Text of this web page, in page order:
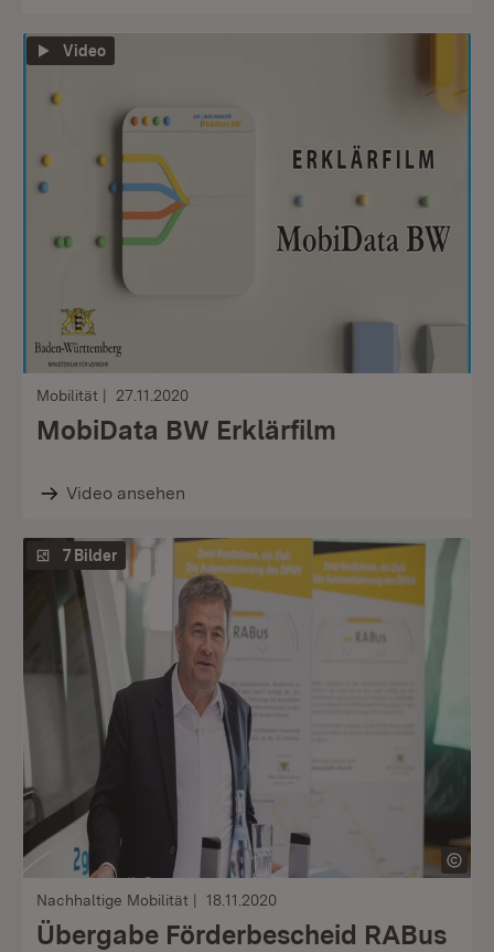
Video
Mobilität 27.11.2020
MobiData BW Erklärfilm
Video ansehen
7 Bilder
Nachhaltige Mobilität 18.11.2020
Übergabe Förderbescheid RABus